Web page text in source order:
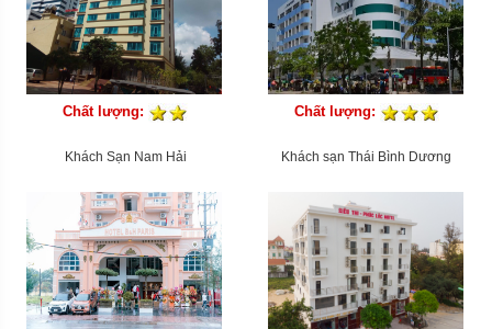
Chất lượng:
Khách Sạn Nam Hải
Chất lượng:
Khách sạn Thái Bình Dương